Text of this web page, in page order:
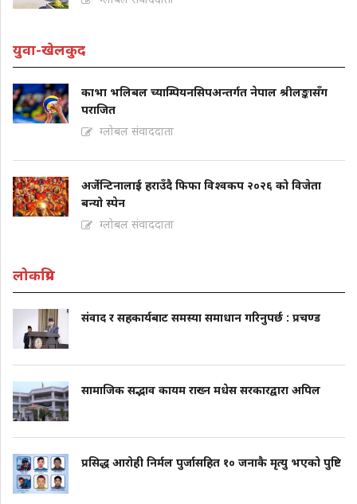
युवा-खेलकुद
काभा भलिबल च्याम्पियनसिपअन्तर्गत नेपाल श्रीलङ्कासँग
पराजित
ग्लोबल संवाददाता
अर्जेन्टिनालाई हराउँदै फिफा विश्वकप २०२६ को विजेता
बन्यो स्पेन
ग्लोबल संवाददाता
लोकप्रिय
संवाद र सहकार्यबाट समस्या समाधान गरिनुपर्छ : प्रचण्ड
सामाजिक सद्भाव कायम राख्न मधेस सरकारद्वारा अपिल
प्रसिद्ध आरोही निर्मल पुर्जासहित १० जनाकै मृत्यु भएको पुष्टि